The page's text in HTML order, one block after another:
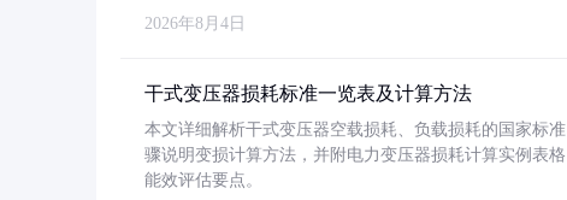
2026年8月4日
干式变压器损耗标准一览表及计算方法
本文详细解析干式变压器空载损耗、负载损耗的国家标
骤说明变损计算方法，并附电力变压器损耗计算实例表
能效评估要点。